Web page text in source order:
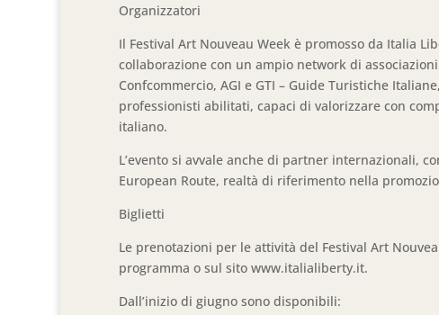
Organizzatori
Il Festival Art Nouveau Week è promosso da Italia
collaborazione con un ampio network di
Confcommercio, AGI e GTI – Guide Turistiche
professionisti abilitati, capaci di valorizzare con
italiano.
L’evento si avvale anche di partner internazionali,
European Route, realtà di riferimento nella
Biglietti
Le prenotazioni per le attività del Festival Art
programma o sul sito www.italialiberty.it.
Dall’inizio di giugno sono disponibili: